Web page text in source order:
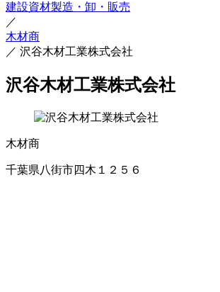
建設資材製造・卸・販売
／
木材商
／ 沢谷木材工業株式会社
沢谷木材工業株式会社
木材商
千葉県八街市四木１２５６